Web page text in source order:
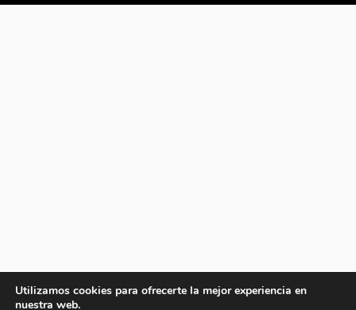
Utilizamos cookies para ofrecerte la mejor experiencia en
nuestra web.